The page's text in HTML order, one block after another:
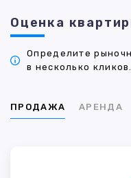
Оценка
Определите
в несколько кликов.
ПРОДАЖА АРЕНДА